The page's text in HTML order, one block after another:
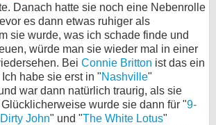
Danach hatte sie noch eine Nebenrolle
es dann etwas ruhiger als
sie wurde, was ich schade finde und
würde man sie wieder mal in einer
Bei Connie Britton ist das ein
habe sie erst in "Nashville"
war dann natürlich traurig, als sie
wurde sie dann für "9-
Dirty John" und "The White Lotus"